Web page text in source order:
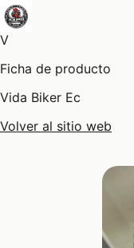
V
Ficha de producto
Vida Biker Ec
Volver al sitio web